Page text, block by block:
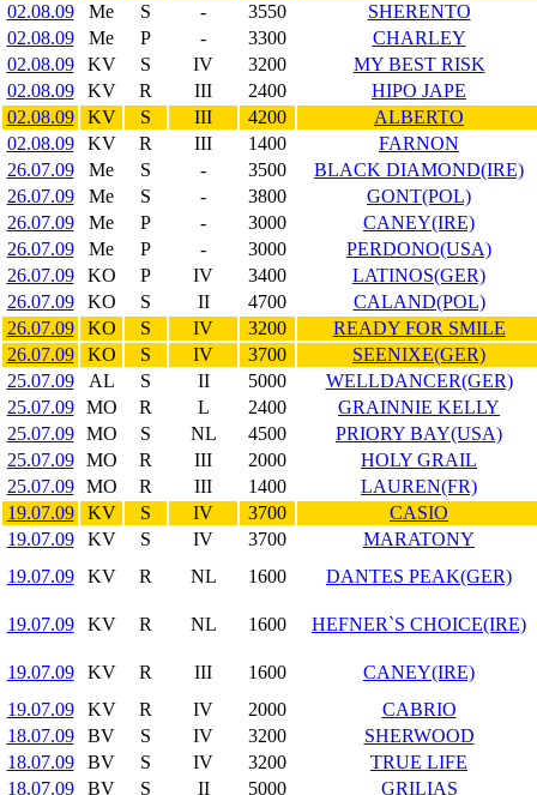
02.08.09
Me S - 3550
SHERENTO
02.08.09
Me P - 3300
CHARLEY
02.08.09
KV S IV 3200
MY BEST RISK
02.08.09
KV R III 2400
HIPO JAPE
02.08.09
KV S III 4200
ALBERTO
02.08.09
KV R III 1400
FARNON
26.07.09
Me S - 3500
BLACK DIAMOND(IRE)
26.07.09
Me S - 3800
GONT(POL)
26.07.09
Me P - 3000
CANEY(IRE)
26.07.09
Me P - 3000
PERDONO(USA)
26.07.09
KO P IV 3400
LATINOS(GER)
26.07.09
KO S II 4700
CALAND(POL)
26.07.09
KO S IV 3200
READY FOR SMILE
26.07.09
KO S IV 3700
SEENIXE(GER)
25.07.09
AL S II 5000
WELLDANCER(GER)
25.07.09
MO R L 2400
GRAINNIE KELLY
25.07.09
MO S NL 4500
PRIORY BAY(USA)
25.07.09
MO R III 2000
HOLY GRAIL
25.07.09
MO R III 1400
LAUREN(FR)
19.07.09
KV S IV 3700
CASIO
19.07.09
KV S IV 3700
MARATONY
19.07.09
KV R NL 1600 DANTES PEAK(GER)
19.07.09 KV R NL 1600 HEFNER`S CHOICE(IRE)
19.07.09 KV R III 1600
CANEY(IRE)
19.07.09
KV R IV 2000
CABRIO
18.07.09
BV S IV 3200
SHERWOOD
18.07.09
BV S IV 3200
TRUE LIFE
18.07.09
BV S II 5000
GRILIAS